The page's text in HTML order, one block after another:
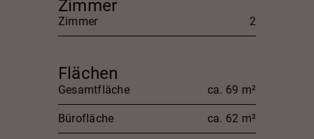
Zimmer
Zimmer 2
Flächen
Gesamtfläche ca. 69 m²
Bürofläche ca. 62 m²